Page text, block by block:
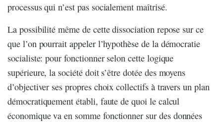
processus qui n’est pas socialement maîtrisé.
La possibilité même de cette dissociation repose sur ce
que l’on pourrait appeler l’hypothèse de la démocratie
socialiste: pour fonctionner selon cette logique
supérieure, la société doit s’être dotée des moyens
d’objectiver ses propres choix collectifs à travers un plan
démocratiquement établi, faute de quoi le calcul
économique va en somme fonctionner sur des données